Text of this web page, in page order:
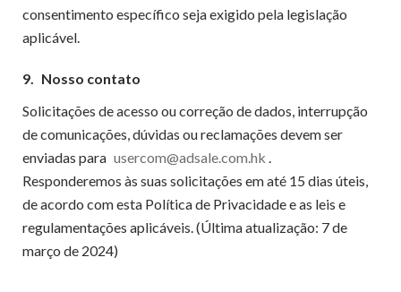
consentimento específico seja exigido pela legislação
aplicável.
9. Nosso contato
Solicitações de acesso ou correção de dados, interrupção
de comunicações, dúvidas ou reclamações devem ser
enviadas para usercom@adsale.com.hk .
Responderemos às suas solicitações em até 15 dias úteis,
de acordo com esta Política de Privacidade e as leis e
regulamentações aplicáveis. (Última atualização: 7 de
março de 2024)